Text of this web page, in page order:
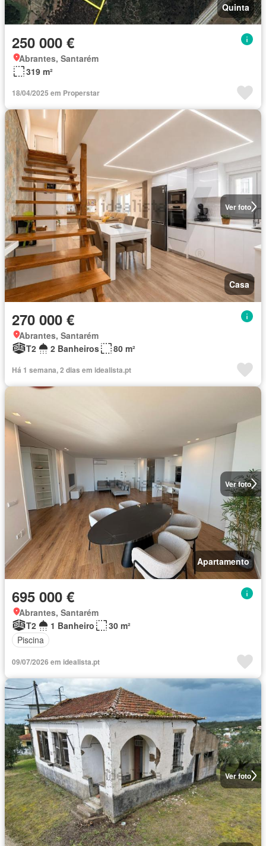
Quinta
250 000 €
Abrantes, Santarém
319 m²
18/04/2025 em Properstar
Ver foto
Casa
270 000 €
Abrantes, Santarém
T2
2 Banheiros 80 m²
Há 1 semana, 2 dias em idealista.pt
Ver foto
Apartamento
695 000 €
Abrantes, Santarém
T2
1 Banheiro
30 m²
Piscina
09/07/2026 em idealista.pt
Ver foto